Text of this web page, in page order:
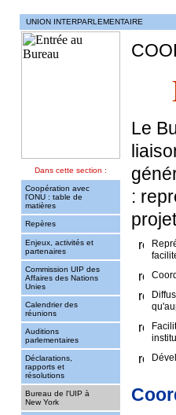
UNION INTERPARLEMENTAIRE
Dans cette section :
Coopération avec
l'ONU : table de
matières
Repères
Enjeux, activités et
partenaires
Commission UIP des
Affaires des Nations
Unies
Calendrier des
réunions
Auditions
parlementaires
Déclarations,
rapports et
résolutions
Bureau de l'UIP à
New York
Le
: